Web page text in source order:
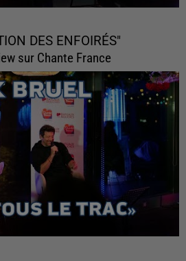
DES ENFOIRÉS"
sur Chante France